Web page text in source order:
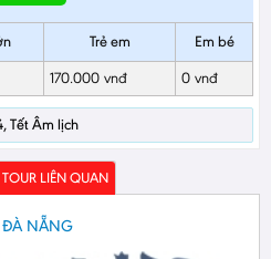
Trẻ em
Em bé
170.000 vnđ 0 vnđ
Tết Âm lịch
TOUR LIÊN QUAN
ĐÀ NẴNG